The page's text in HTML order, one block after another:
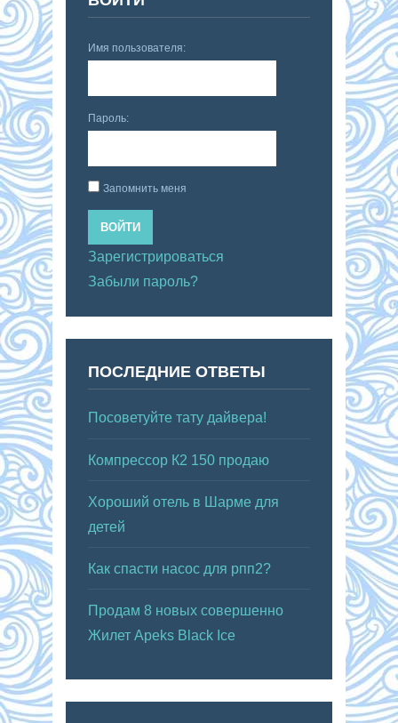
Имя пользователя:
Пароль:
Запомнить меня
ВОЙТИ
Зарегистрироваться
Забыли пароль?
ПОСЛЕДНИЕ ОТВЕТЫ
Посоветуйте тату дайвера!
Компрессор К2 150 продаю
Хороший отель в Шарме для
детей
Как спасти насос для рпп2?
Продам 8 новых совершенно
Жилет Apeks Black Ice